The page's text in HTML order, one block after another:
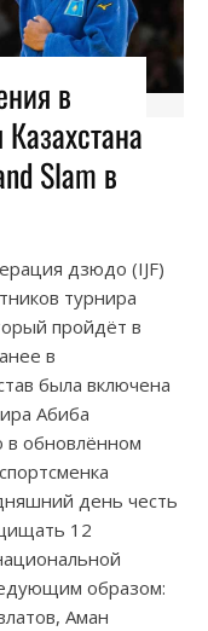
в
Slam в
дзюдо (IJF)
турнира
пройдёт в
в
была включена
Абиба
в обновлённом
день честь
12
образом:
Аман